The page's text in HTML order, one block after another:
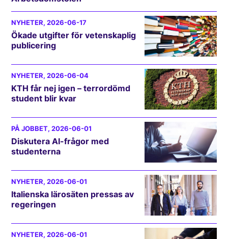
NYHETER, 2026-06-17
Ökade utgifter för vetenskaplig
publicering
NYHETER, 2026-06-04
KTH får nej igen – terrordömd
student blir kvar
PÅ JOBBET, 2026-06-01
Diskutera AI-frågor med
studenterna
NYHETER, 2026-06-01
Italienska lärosäten pressas av
regeringen
NYHETER, 2026-06-01